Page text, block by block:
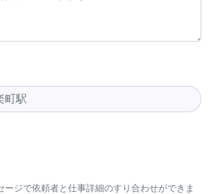
ージで依頼者と仕事詳細のすり合わせができま